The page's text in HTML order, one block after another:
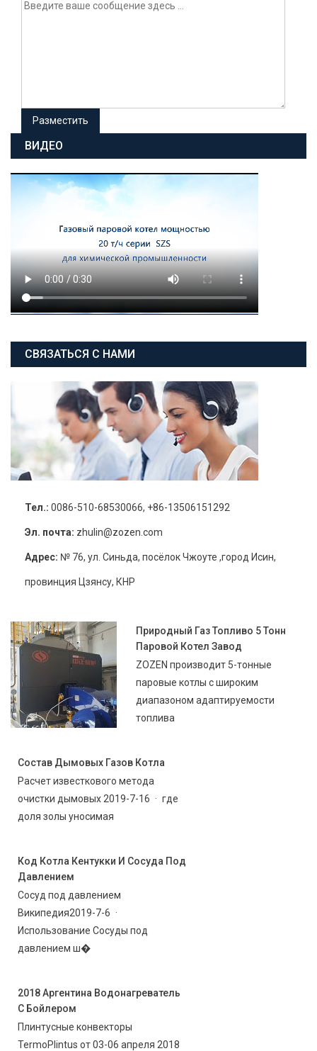
ВИДЕО
СВЯЗАТЬСЯ С НАМИ
Тел.: 0086-510-68530066, +86-13506151292
Эл. почта: zhulin@zozen.com
Адрес: № 76, ул. Синьда, посёлок Чжоуте ,город Исин,
провинция Цзянсу, КНР
Природный Газ Топливо 5 Тонн
Паровой Котел Завод
ZOZEN производит 5-тонные
паровые котлы с широким
диапазоном адаптируемости
топлива
Состав Дымовых Газов Котла
Расчет известкового метода
очистки дымовых 2019-7-16 · где
доля золы уносимая
Код Котла Кентукки И Сосуда Под
Давлением
Сосуд под давлением
Википедия2019-7-6 ·
Использование Сосуды под
давлением ш�
2018 Аргентина Водонагреватель
С Бойлером
Плинтусные конвекторы
TermoPlintus от 03-06 апреля 2018